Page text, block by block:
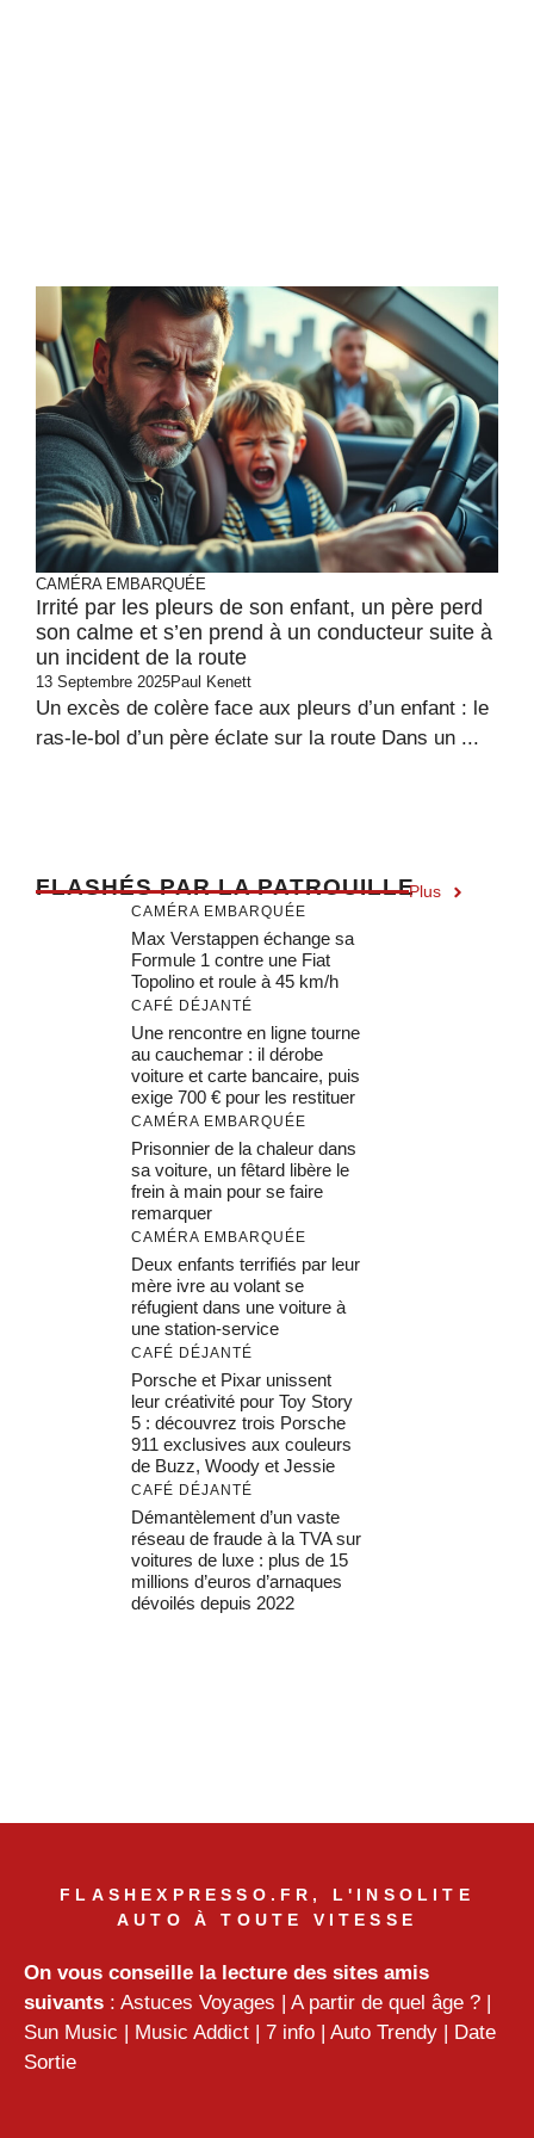
CAMÉRA EMBARQUÉE
Irrité par les pleurs de son enfant, un père perd
son calme et s’en prend à un conducteur suite à
un incident de la route
13 Septembre 2025Paul Kenett
Un excès de colère face aux pleurs d’un enfant : le
ras-le-bol d’un père éclate sur la route Dans un ...
FLASHÉS PAR LA PATROUILLEPlus
CAMÉRA EMBARQUÉE
Max Verstappen échange sa
Formule 1 contre une Fiat
Topolino et roule à 45 km/h
CAFÉ DÉJANTÉ
Une rencontre en ligne tourne
au cauchemar : il dérobe
voiture et carte bancaire, puis
exige 700 € pour les restituer
CAMÉRA EMBARQUÉE
Prisonnier de la chaleur dans
sa voiture, un fêtard libère le
frein à main pour se faire
remarquer
CAMÉRA EMBARQUÉE
Deux enfants terrifiés par leur
mère ivre au volant se
réfugient dans une voiture à
une station-service
CAFÉ DÉJANTÉ
Porsche et Pixar unissent
leur créativité pour Toy Story
5 : découvrez trois Porsche
911 exclusives aux couleurs
de Buzz, Woody et Jessie
CAFÉ DÉJANTÉ
Démantèlement d’un vaste
réseau de fraude à la TVA sur
voitures de luxe : plus de 15
millions d’euros d’arnaques
dévoilés depuis 2022
FLASHEXPRESSO.FR, L'INSOLITE
AUTO À TOUTE VITESSE
On vous conseille la lecture des sites amis
suivants : Astuces Voyages | A partir de quel âge ? |
Sun Music | Music Addict | 7 info | Auto Trendy | Date
Sortie